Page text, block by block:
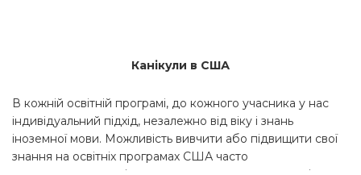
Канікули в США
В кожній освітній програмі, до кожного учасника у нас
індивідуальний підхід, незалежно від віку і знань
іноземної мови. Можливість вивчити або підвищити свої
знання на освітніх програмах США часто